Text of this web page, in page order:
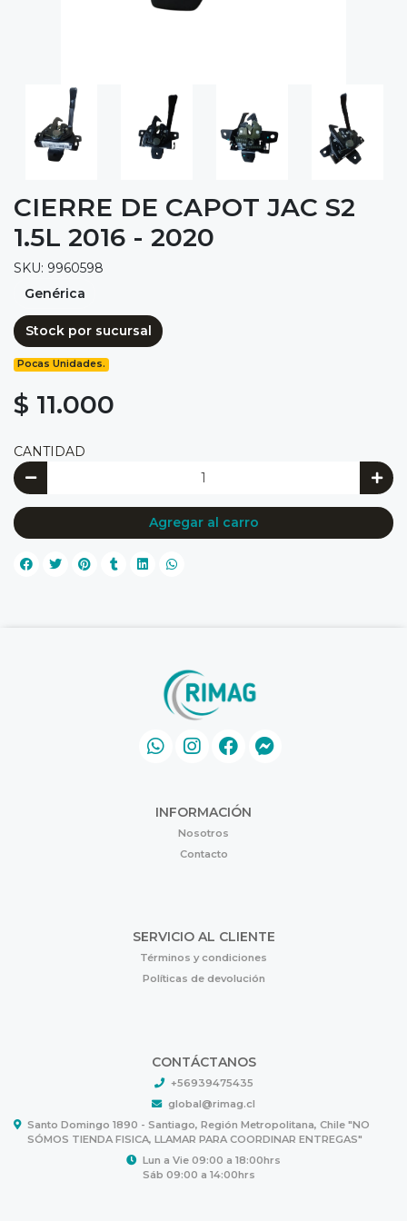
CIERRE DE CAPOT JAC S2
1.5L 2016 - 2020
SKU: 9960598
Genérica
Stock por sucursal
Pocas Unidades.
$ 11.000
CANTIDAD
Agregar al carro
INFORMACIÓN
Nosotros
Contacto
SERVICIO AL CLIENTE
Términos y condiciones
Políticas de devolución
CONTÁCTANOS
+56939475435
global@rimag.cl
Santo Domingo 1890 - Santiago, Región Metropolitana, Chile "NO
SÓMOS TIENDA FISICA, LLAMAR PARA COORDINAR ENTREGAS"
Lun a Vie 09:00 a 18:00hrs
Sáb 09:00 a 14:00hrs